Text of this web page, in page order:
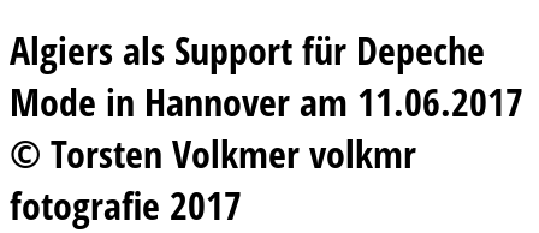
Algiers als Support für Depeche
Mode in Hannover am 11.06.2017
© Torsten Volkmer volkmr
fotografie 2017